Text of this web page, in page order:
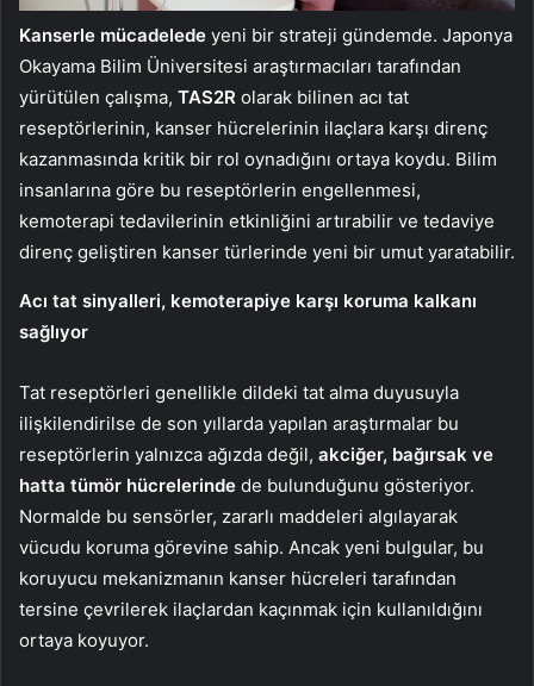
Kanserle mücadelede yeni bir strateji gündemde. Japonya
Okayama Bilim Üniversitesi araştırmacıları tarafından
yürütülen çalışma, TAS2R olarak bilinen acı tat
reseptörlerinin, kanser hücrelerinin ilaçlara karşı direnç
kazanmasında kritik bir rol oynadığını ortaya koydu. Bilim
insanlarına göre bu reseptörlerin engellenmesi,
kemoterapi tedavilerinin etkinliğini artırabilir ve tedaviye
direnç geliştiren kanser türlerinde yeni bir umut yaratabilir.
Acı tat sinyalleri, kemoterapiye karşı koruma kalkanı
sağlıyor
Tat reseptörleri genellikle dildeki tat alma duyusuyla
ilişkilendirilse de son yıllarda yapılan araştırmalar bu
reseptörlerin yalnızca ağızda değil, akciğer, bağırsak ve
hatta tümör hücrelerinde de bulunduğunu gösteriyor.
Normalde bu sensörler, zararlı maddeleri algılayarak
vücudu koruma görevine sahip. Ancak yeni bulgular, bu
koruyucu mekanizmanın kanser hücreleri tarafından
tersine çevrilerek ilaçlardan kaçınmak için kullanıldığını
ortaya koyuyor.